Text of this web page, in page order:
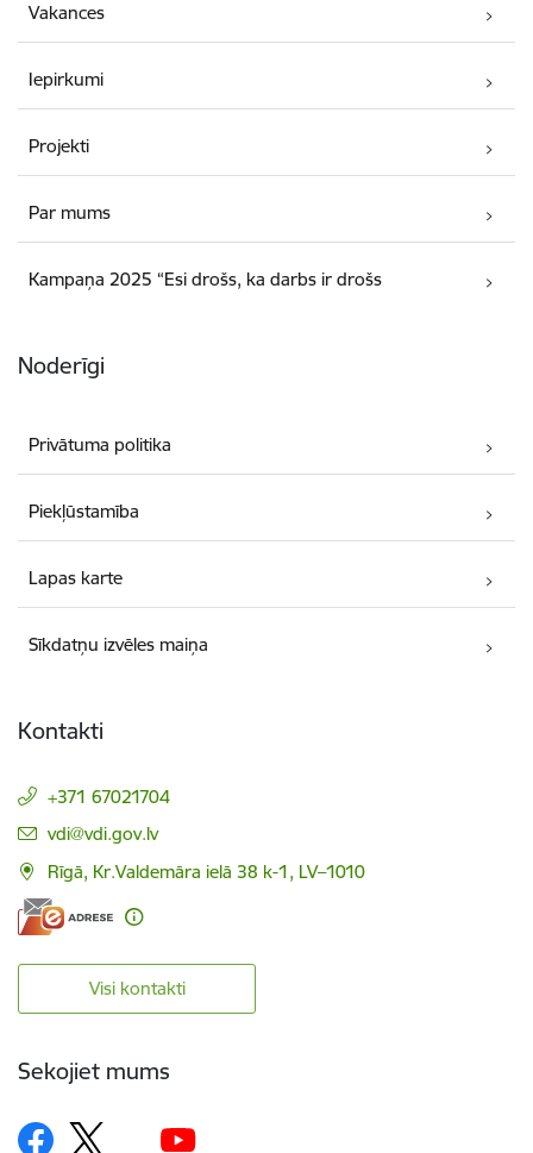
Vakances
Iepirkumi
Projekti
Par mums
Kampaņa 2025 “Esi drošs, ka darbs ir drošs
Noderīgi
Privātuma politika
Piekļūstamība
Lapas karte
Sīkdatņu izvēles maiņa
Kontakti
+371 67021704
E-pasts:
vdi@vdi.gov.lv
Rīgā, Kr.Valdemāra ielā 38 k-1, LV–1010
Visi kontakti
Sekojiet mums